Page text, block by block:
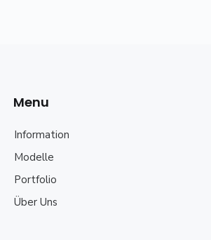
Menu
Information
Modelle
Portfolio
Über Uns